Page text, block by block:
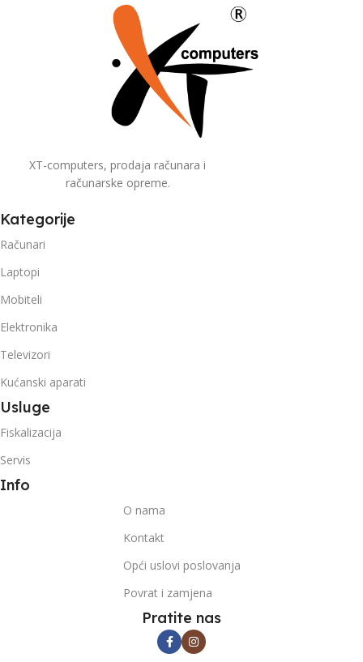
XT-computers, prodaja računara i
računarske opreme.
Kategorije
Računari
Laptopi
Mobiteli
Elektronika
Televizori
Kućanski aparati
Usluge
Fiskalizacija
Servis
Info
O nama
Kontakt
Opći uslovi poslovanja
Povrat i zamjena
Pratite nas